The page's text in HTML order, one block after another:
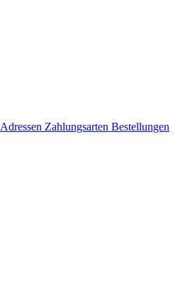
Adressen Zahlungsarten Bestellungen